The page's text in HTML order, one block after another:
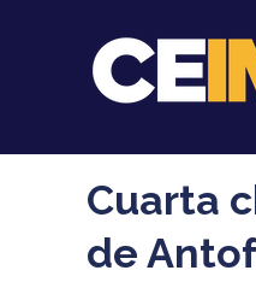
Cuarta
de